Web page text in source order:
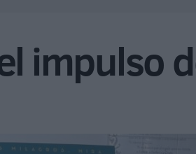
impulso